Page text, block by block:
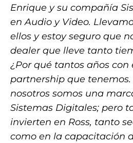
Enrique y su compañía
en Audio y Video.
ellos y estoy seguro que
dealer que lleve tanto
¿Por qué tantos años con
partnership que
nosotros somos una
Sistemas Digitales; pero
invierten en Ross, tanto
como en la capacitación